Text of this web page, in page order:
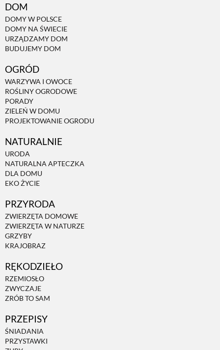
DOM
DOMY W POLSCE
DOMY NA ŚWIECIE
URZĄDZAMY DOM
BUDUJEMY DOM
OGRÓD
WARZYWA I OWOCE
ROŚLINY OGRODOWE
PORADY
ZIELEŃ W DOMU
PROJEKTOWANIE OGRODU
NATURALNIE
URODA
NATURALNA APTECZKA
DLA DOMU
EKO ŻYCIE
PRZYRODA
ZWIERZĘTA DOMOWE
ZWIERZĘTA W NATURZE
GRZYBY
KRAJOBRAZ
RĘKODZIEŁO
RZEMIOSŁO
ZWYCZAJE
ZRÓB TO SAM
PRZEPISY
ŚNIADANIA
PRZYSTAWKI